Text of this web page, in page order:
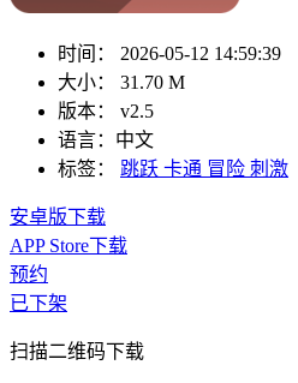
时间：
2026-05-12 14:59:39
大小：
31.70 M
版本：
v2.5
语言： 中文
标签：
跳跃 卡通 冒险 刺激
安卓版下载
APP Store下载
预约
已下架
扫描二维码下载